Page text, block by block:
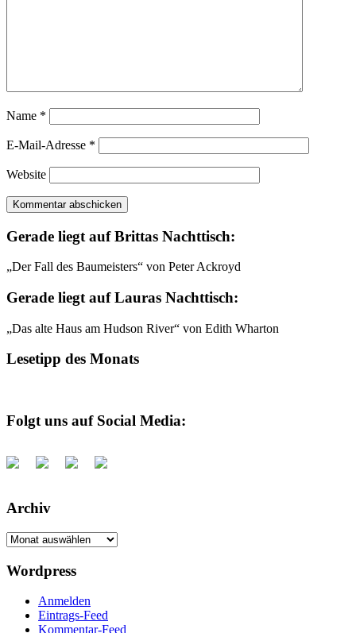
Name *
E-Mail-Adresse *
Website
Gerade liegt auf Brittas Nachttisch:
„Der Fall des Baumeisters“ von Peter Ackroyd
Gerade liegt auf Lauras Nachttisch:
„Das alte Haus am Hudson River“ von Edith Wharton
Lesetipp des Monats
Folgt uns auf Social Media:
Archiv
Archiv
Wordpress
Anmelden
Eintrags-Feed
Kommentar-Feed